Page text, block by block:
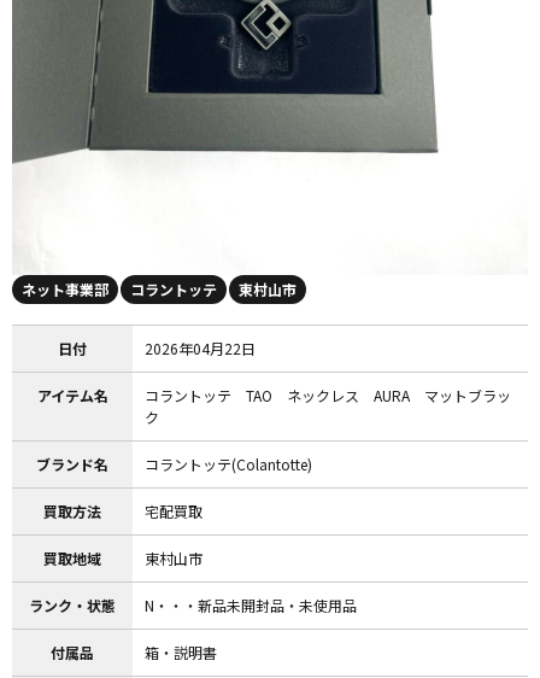
ネット事業部 コラントッテ 東村山市
日付 2026年04月22日
アイテム名
コラントッテ TAO ネックレス AURA マットブラッ
ク
ブランド名 コラントッテ(Colantotte)
買取方法 宅配買取
買取地域 東村山市
ランク・状態 N・・・新品未開封品・未使用品
付属品 箱・説明書